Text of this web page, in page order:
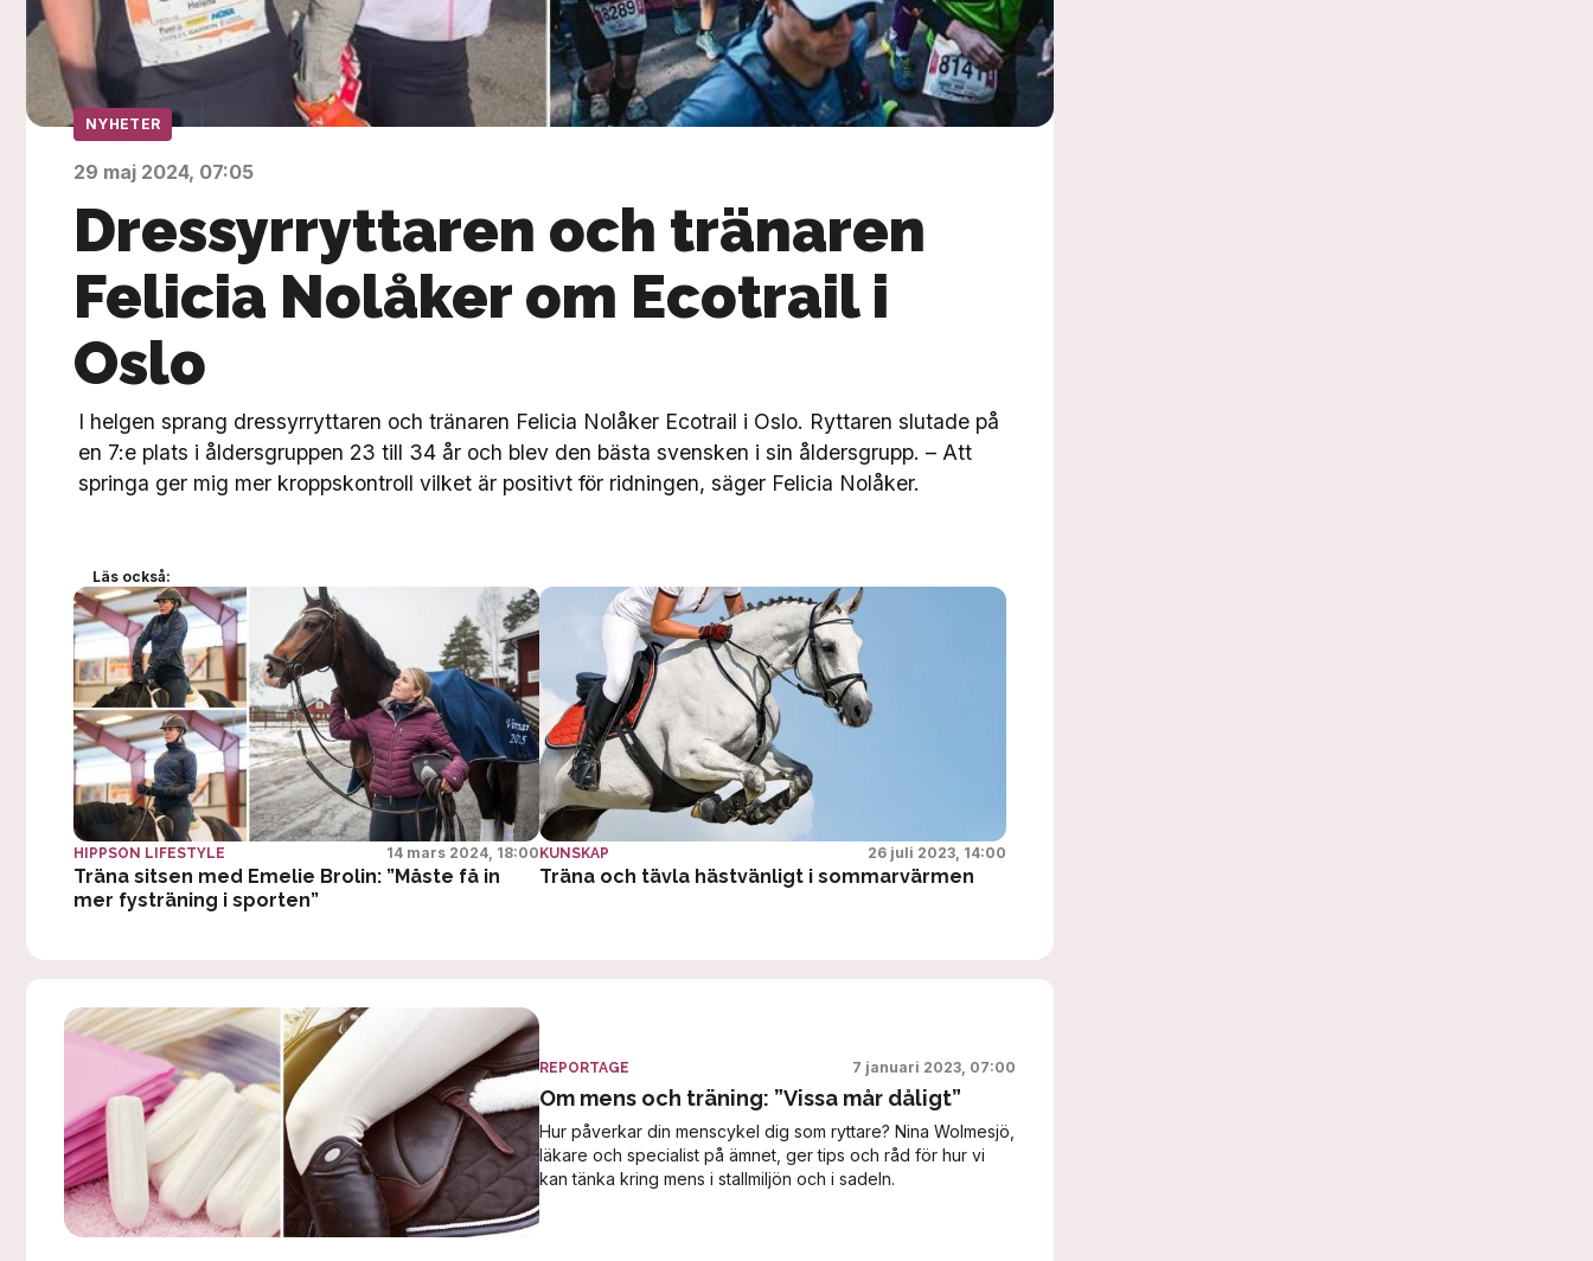
NYHETER
29 maj 2024, 07:05
Dressyrryttaren och tränaren
Felicia Nolåker om Ecotrail i
Oslo
I helgen sprang dressyrryttaren och tränaren Felicia Nolåker Ecotrail i Oslo. Ryttaren slutade på
en 7:e plats i åldersgruppen 23 till 34 år och blev den bästa svensken i sin åldersgrupp. – Att
springa ger mig mer kroppskontroll vilket är positivt för ridningen, säger Felicia Nolåker.
Läs också:
HIPPSON LIFESTYLE 14 mars 2024, 18:00
Träna sitsen med Emelie Brolin: ”Måste få in
mer fysträning i sporten”
KUNSKAP 26 juli 2023, 14:00
Träna och tävla hästvänligt i sommarvärmen
REPORTAGE 7 januari 2023, 07:00
Om mens och träning: ”Vissa mår dåligt”
Hur påverkar din menscykel dig som ryttare? Nina Wolmesjö,
läkare och specialist på ämnet, ger tips och råd för hur vi
kan tänka kring mens i stallmiljön och i sadeln.